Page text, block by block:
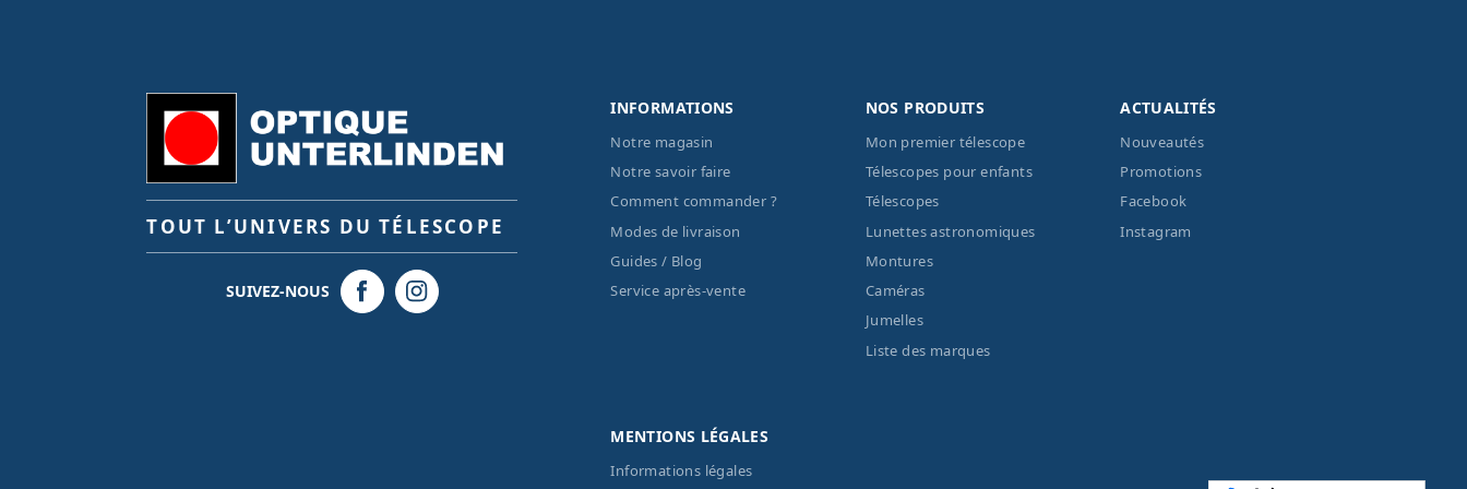
TOUT L’UNIVERS DU TÉLESCOPE
SUIVEZ-NOUS
INFORMATIONS
Notre magasin
Notre savoir faire
Comment commander ?
Modes de livraison
Guides / Blog
Service après-vente
NOS PRODUITS
Mon premier télescope
Télescopes pour enfants
Télescopes
Lunettes astronomiques
Montures
Caméras
Jumelles
Liste des marques
ACTUALITÉS
Nouveautés
Promotions
Facebook
Instagram
MENTIONS LÉGALES
Informations légales